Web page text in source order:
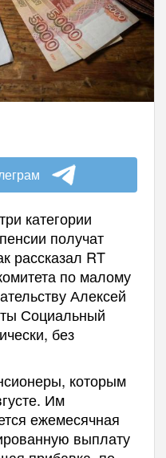
категории
получат
рассказал RT
по малому
Алексей
Социальный
без
которым
Им
ежемесячная
выплату